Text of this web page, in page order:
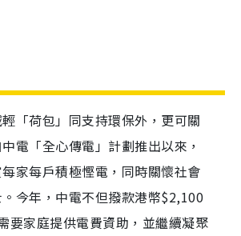
「荷包」同支持環保外，更可關
電「全心傳電」計劃推出以來，
家每戶積極慳電，同時關懷社會
今年，中電不但撥款港幣$2,100
要家庭提供電費資助，並繼續凝聚